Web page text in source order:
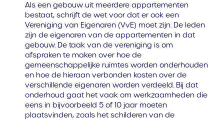
Als een gebouw uit meerdere appartementen
bestaat, schrijft de wet voor dat er ook een
Vereniging van Eigenaren (VvE) moet zijn. De leden
zijn de eigenaren van de appartementen in dat
gebouw. De taak van de vereniging is om
afspraken te maken over hoe de
gemeenschappelijke ruimtes worden onderhouden
en hoe de hieraan verbonden kosten over de
verschillende eigenaren worden verdeeld. Bij dat
onderhoud gaat het vaak om werkzaamheden die
eens in bijvoorbeeld 5 of 10 jaar moeten
plaatsvinden, zoals het schilderen van de